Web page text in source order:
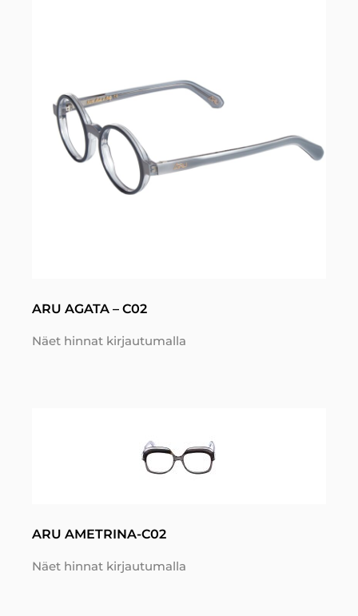
ARU AGATA – C02
Näet hinnat kirjautumalla
ARU AMETRINA-C02
Näet hinnat kirjautumalla